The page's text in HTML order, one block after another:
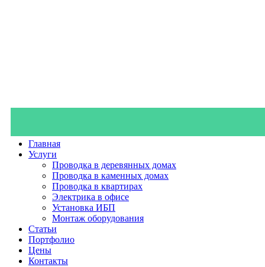
Главная
Услуги
Проводка в деревянных домах
Проводка в каменных домах
Проводка в квартирах
Электрика в офисе
Установка ИБП
Монтаж оборудования
Статьи
Портфолио
Цены
Контакты